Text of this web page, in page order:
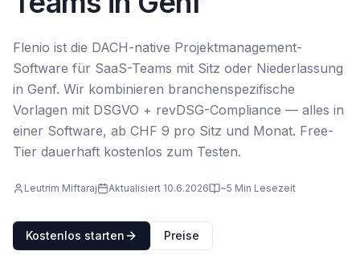
Flenio ist die DACH-native Projektmanagement-
Software für SaaS-Teams mit Sitz oder Niederlassung
in Genf. Wir kombinieren branchenspezifische
Vorlagen mit DSGVO + revDSG-Compliance — alles in
einer Software, ab CHF 9 pro Sitz und Monat. Free-
Tier dauerhaft kostenlos zum Testen.
Leutrim Miftaraj Aktualisiert 10.6.2026 ~5 Min Lesezeit
Kostenlos starten Preise